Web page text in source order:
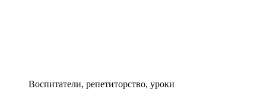
Воспитатели, репетиторство, уроки